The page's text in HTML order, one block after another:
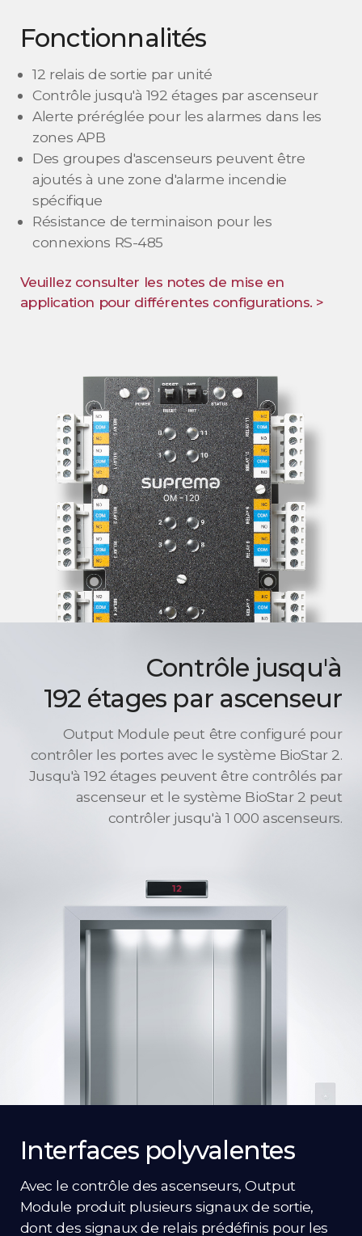
Fonctionnalités
12 relais de sortie par unité
Contrôle jusqu'à 192 étages par ascenseur
Alerte préréglée pour les alarmes dans les
zones APB
Des groupes d'ascenseurs peuvent être
ajoutés à une zone d'alarme incendie
spécifique
Résistance de terminaison pour les
connexions RS-485
Veuillez consulter les notes de mise en
application pour différentes configurations. >
Contrôle jusqu'à
192 étages par ascenseur
Output Module peut être configuré pour
contrôler les portes avec le système BioStar 2.
Jusqu'à 192 étages peuvent être contrôlés par
ascenseur et le système BioStar 2 peut
contrôler jusqu'à 1 000 ascenseurs.
Interfaces polyvalentes
Avec le contrôle des ascenseurs, Output
Module produit plusieurs signaux de sortie,
dont des signaux de relais prédéfinis pour les